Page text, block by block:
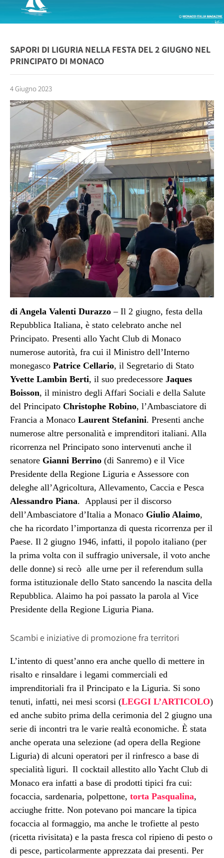
SAPORI DI LIGURIA NELLA FESTA DEL 2 GIUGNO NEL
PRINCIPATO DI MONACO
4 Giugno 2023
di Angela Valenti Durazzo – Il 2 giugno, festa della
Repubblica Italiana, è stato celebrato anche nel
Principato. Presenti allo Yacht Club di Monaco
numerose autorità, fra cui il Ministro dell’Interno
monegasco Patrice Cellario, il Segretario di Stato
Yvette Lambin Berti, il suo predecessore Jaques
Boisson, il ministro degli Affari Sociali e della Salute
del Principato Christophe Robino, l’Ambasciatore di
Francia a Monaco Laurent Stefanini. Presenti anche
numerose altre personalità e imprenditori italiani. Alla
ricorrenza nel Principato sono intervenuti anche il
senatore Gianni Berrino (di Sanremo) e il Vice
Presidente della Regione Liguria e Assessore con
deleghe all’Agricoltura, Allevamento, Caccia e Pesca
Alessandro Piana. Applausi per il discorso
dell’Ambasciatore d’Italia a Monaco Giulio Alaimo,
che ha ricordato l’importanza di questa ricorrenza per il
Paese. Il 2 giugno 1946, infatti, il popolo italiano (per
la prima volta con il suffragio universale, il voto anche
delle donne) si recò alle urne per il referendum sulla
forma istituzionale dello Stato sancendo la nascita della
Repubblica. Alaimo ha poi passato la parola al Vice
Presidente della Regione Liguria Piana.
Scambi e iniziative di promozione fra territori
L’intento di quest’anno era anche quello di mettere in
risalto e rinsaldare i legami commerciali ed
imprenditoriali fra il Principato e la Liguria. Si sono
tenuti, infatti, nei mesi scorsi (LEGGI L’ARTICOLO)
ed anche subito prima della cerimonia del 2 giugno una
serie di incontri tra le varie realtà economiche. È stata
anche operata una selezione (ad opera della Regione
Liguria) di alcuni operatori per il rinfresco a base di
specialità liguri. Il cocktail allestito allo Yacht Club di
Monaco era infatti a base di prodotti tipici fra cui:
focaccia, sardenaria, polpettone, torta Pasqualina,
acciughe fritte. Non potevano poi mancare la tipica
focaccia al formaggio, ma anche le trofiette al pesto
(ricetta rivisitata) e la pasta fresca col ripieno di pesto o
di pesce, particolarmente apprezzata dai presenti. Per